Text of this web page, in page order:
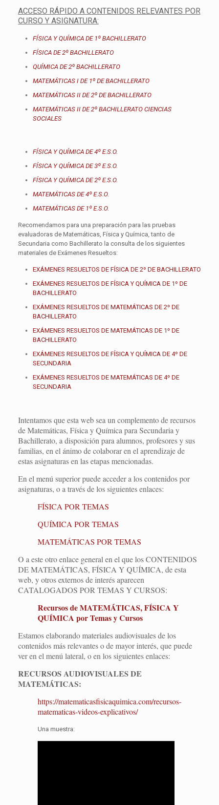
ACCESO RÁPIDO A CONTENIDOS RELEVANTES POR
CURSO Y ASIGNATURA:
FÍSICA Y QUÍMICA DE 1º BACHILLERATO
FÍSICA DE 2º BACHILLERATO
QUÍMICA DE 2º BACHILLERATO
MATEMÁTICAS I DE 1º DE BACHILLERATO
MATEMÁTICAS II DE 2º DE BACHILLERATO
MATEMÁTICAS II DE 2º BACHILLERATO CIENCIAS
SOCIALES
FÍSICA Y QUÍMICA DE 4º E.S.O.
FÍSICA Y QUÍMICA DE 3º E.S.O.
FÍSICA Y QUÍMICA DE 2º E.S.O.
MATEMÁTICAS DE 4º E.S.O.
MATEMÁTICAS DE 1º E.S.O.
Recomendamos para una preparación para las pruebas
evaluadoras de Matemáticas, Física y Química, tanto de
Secundaria como Bachillerato la consulta de los siguientes
materiales de Exámenes Resueltos:
EXÁMENES RESUELTOS DE FÍSICA DE 2º DE BACHILLERATO
EXÁMENES RESUELTOS DE FÍSICA Y QUÍMICA DE 1º DE
BACHILLERATO
EXÁMENES RESUELTOS DE MATEMÁTICAS DE 2º DE
BACHILLERATO
EXÁMENES RESUELTOS DE MATEMÁTICAS DE 1º DE
BACHILLERATO
EXÁMENES RESUELTOS DE FÍSICA Y QUÍMICA DE 4º DE
SECUNDARIA
EXÁMENES RESUELTOS DE MATEMÁTICAS DE 4º DE
SECUNDARIA
Intentamos que esta web sea un complemento de recursos
de Matemáticas, Física y Química para Secundaria y
Bachillerato, a disposición para alumnos, profesores y sus
familias, en el ánimo de colaborar en el aprendizaje de
estas asignaturas en las etapas mencionadas.
En el menú superior puede acceder a los contenidos por
asignaturas, o a través de los siguientes enlaces:
FÍSICA POR TEMAS
QUÍMICA POR TEMAS
MATEMÁTICAS POR TEMAS
O a este otro enlace general en el que los CONTENIDOS
DE MATEMÁTICAS, FÍSICA Y QUÍMICA, de esta
web, y otros externos de interés aparecen
CATALOGADOS POR TEMAS Y CURSOS:
Recursos de MATEMÁTICAS, FÍSICA Y
QUÍMICA por Temas y Cursos
Estamos elaborando materiales audiovisuales de los
contenidos más relevantes o de mayor interés, que puede
ver en el menú lateral, o en los siguientes enlaces:
RECURSOS AUDIOVISUALES DE
MATEMÁTICAS:
https://matematicasfisicaquimica.com/recursos-
matematicas-videos-explicativos/
Una muestra: